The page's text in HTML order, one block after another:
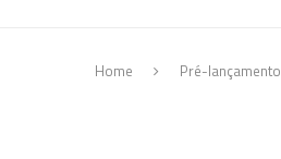
Home Pré-lançamento